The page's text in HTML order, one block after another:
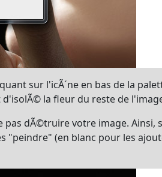
sur l'icÃ´ne en bas de la
la fleur du reste de
dÃ©truire votre image. Ainsi,
"peindre" (en blanc pour les